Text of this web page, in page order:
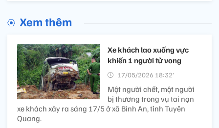
Xem thêm
Xe khách lao xuống vực
khiến 1 người tử vong
17/05/2026 18:32’
Một người chết, một người
bị thương trong vụ tai nạn
xe khách xảy ra sáng 17/5 ở xã Bình An, tỉnh Tuyên
Quang.